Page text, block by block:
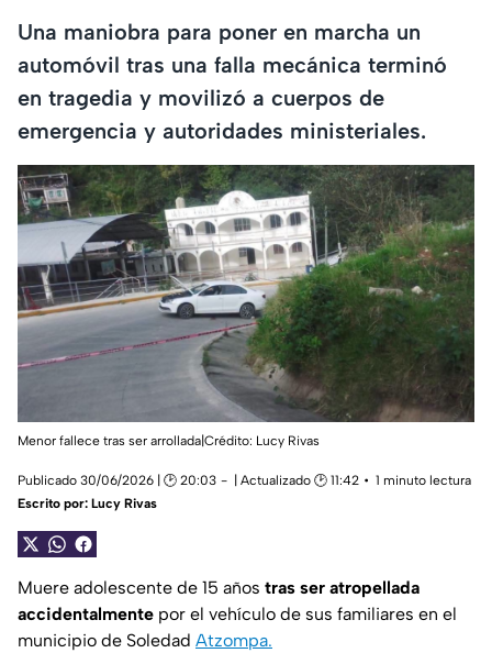
Una maniobra para poner en marcha un
automóvil tras una falla mecánica terminó
en tragedia y movilizó a cuerpos de
emergencia y autoridades ministeriales.
Menor fallece tras ser arrollada|Crédito: Lucy Rivas
Publicado 30/06/2026 | 🕑 20:03 | Actualizado 🕑 11:42
1 minuto lectura
Escrito por: Lucy Rivas
Muere adolescente de 15 años tras ser atropellada
accidentalmente por el vehículo de sus familiares en el
municipio de Soledad Atzompa.